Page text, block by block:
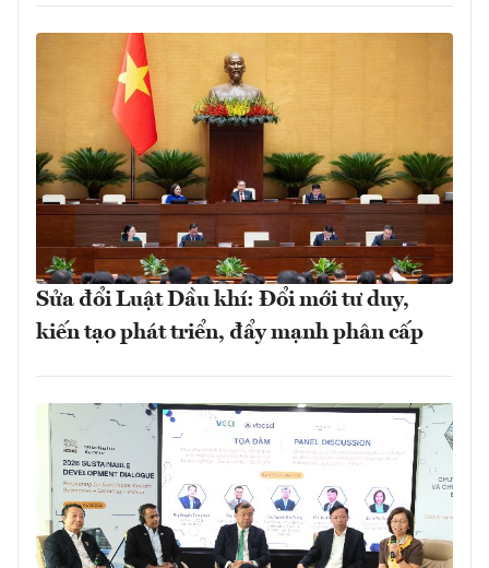
Sửa đổi Luật Dầu khí: Đổi mới tư duy,
kiến tạo phát triển, đẩy mạnh phân cấp